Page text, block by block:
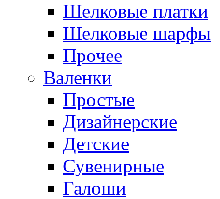
Шелковые платки
Шелковые шарфы
Прочее
Валенки
Простые
Дизайнерские
Детские
Сувенирные
Галоши